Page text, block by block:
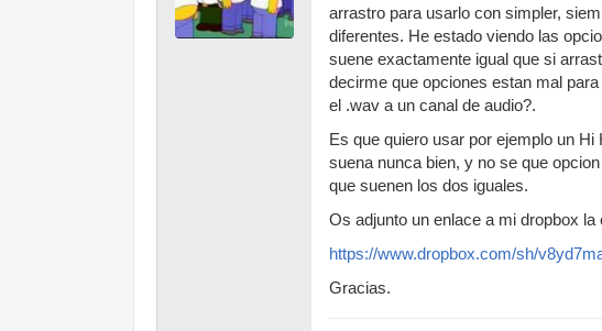
arrastro para usarlo con simpler,
diferentes. He estado viendo las
suene exactamente igual que si
decirme que opciones estan mal
el .wav a un canal de audio?.
Es que quiero usar por ejemplo un
suena nunca bien, y no se que
que suenen los dos iguales.
Os adjunto un enlace a mi dropbox
https://www.dropbox.com/sh/
Gracias.